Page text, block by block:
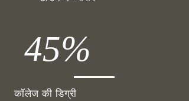
45%
कॉलेज की डिग्री